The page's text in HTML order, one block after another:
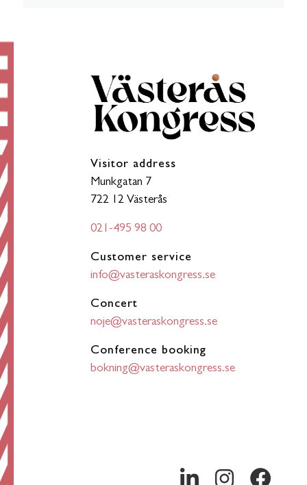
Visitor address
Munkgatan 7
722 12 Västerås
021-495 98 00
Customer service
info@vasteraskongress.se
Concert
noje@vasteraskongress.se
Conference booking
bokning@vasteraskongress.se